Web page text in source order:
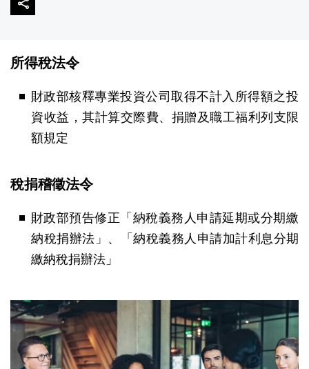
所得稅法令
財政部核釋專業投資公司取得不計入所得額之投
資收益，其計算交際費、捐贈及職工福利列支限
額規定
稅捐稽徵法令
財政部預告修正「納稅義務人申請延期或分期繳
納稅捐辦法」、「納稅義務人申請加計利息分期
繳納稅捐辦法」